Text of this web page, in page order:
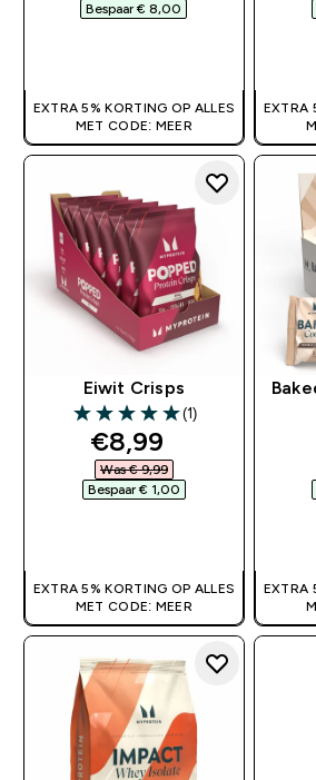
Bespaar € 8,00‎
EXTRA 5% KORTING OP ALLES
MET CODE: MEER
EXTRA
Eiwit Crisps
5 out of 5 stars
(1)
discounted price
€8,99‎
Was € 9,99‎
Bespaar € 1,00‎
EXTRA 5% KORTING OP ALLES
MET CODE: MEER
EXTRA